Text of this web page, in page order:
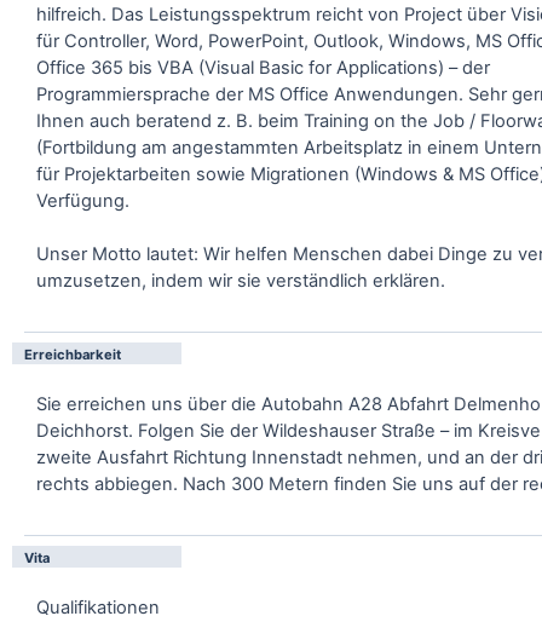
hilfreich. Das Leistungsspektrum reicht von Project über
für Controller, Word, PowerPoint, Outlook, Windows, MS
Office 365 bis VBA (Visual Basic for Applications) – der
Programmiersprache der MS Office Anwendungen. Sehr
Ihnen auch beratend z. B. beim Training on the Job /
(Fortbildung am angestammten Arbeitsplatz in einem
für Projektarbeiten sowie Migrationen (Windows & MS
Verfügung.
Unser Motto lautet: Wir helfen Menschen dabei Dinge zu
umzusetzen, indem wir sie verständlich erklären.
Erreichbarkeit
Sie erreichen uns über die Autobahn A28 Abfahrt
Deichhorst. Folgen Sie der Wildeshauser Straße – im
zweite Ausfahrt Richtung Innenstadt nehmen, und an der
rechts abbiegen. Nach 300 Metern finden Sie uns auf der
Vita
Qualifikationen